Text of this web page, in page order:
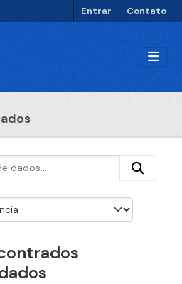
Entrar Contato